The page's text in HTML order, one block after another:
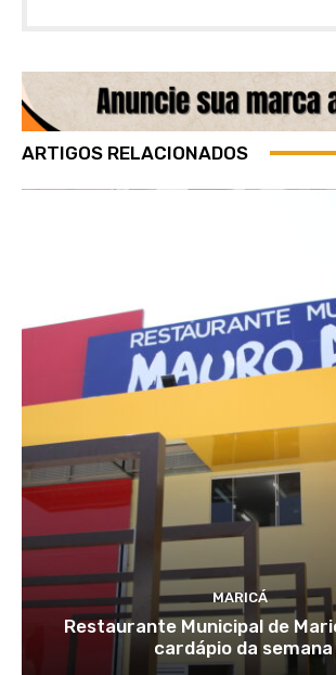
ARTIGOS RELACIONADOS
MARICÁ
Restaurante Municipal de
cardápio da semana